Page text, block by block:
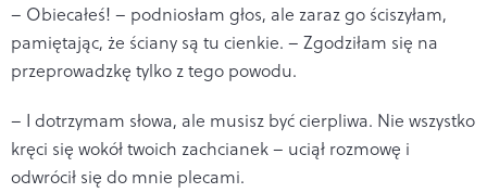
– Obiecałeś! – podniosłam głos, ale zaraz go ściszyłam,
pamiętając, że ściany są tu cienkie. – Zgodziłam się na
przeprowadzkę tylko z tego powodu.
– I dotrzymam słowa, ale musisz być cierpliwa. Nie wszystko
kręci się wokół twoich zachcianek – uciął rozmowę i
odwrócił się do mnie plecami.